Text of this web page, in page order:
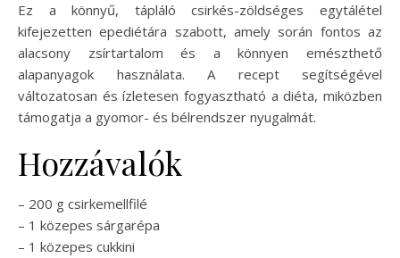
Ez a könnyű, tápláló csirkés-zöldséges egytálétel
kifejezetten epediétára szabott, amely során fontos az
alacsony zsírtartalom és a könnyen emészthető
alapanyagok használata. A recept segítségével
változatosan és ízletesen fogyasztható a diéta, miközben
támogatja a gyomor- és bélrendszer nyugalmát.
Hozzávalók
– 200 g csirkemellfilé
– 1 közepes sárgarépa
– 1 közepes cukkini